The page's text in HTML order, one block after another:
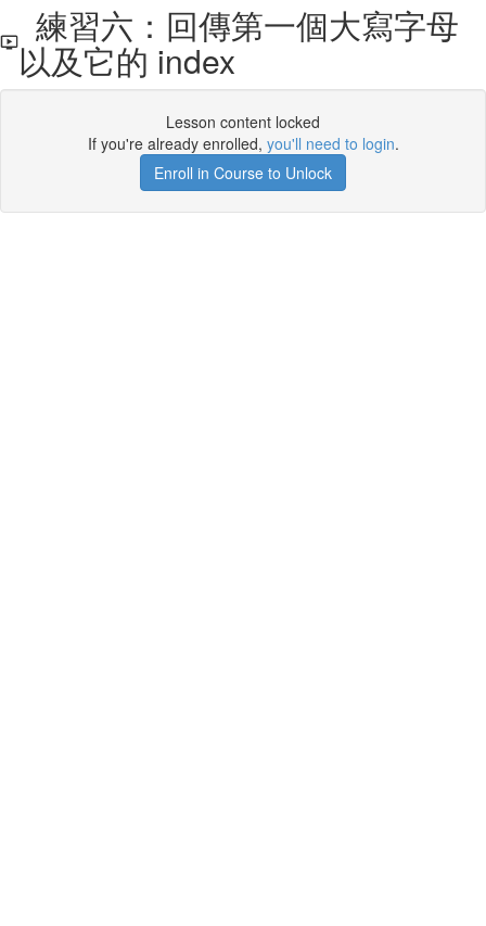
練習六：回傳第一個大寫字母
以及它的 index
Lesson content locked
If you're already enrolled, you'll need to login.
Enroll in Course to Unlock